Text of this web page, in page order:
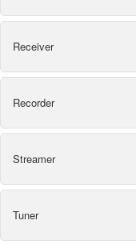
Receiver
Recorder
Streamer
Tuner